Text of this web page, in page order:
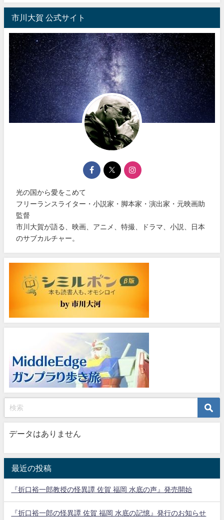
市川大賀 公式サイト
光の国から愛をこめて
フリーランスライター・小説家・脚本家・演出家・元映画助
監督
市川大賀が語る、映画、アニメ、特撮、ドラマ、小説、日本
のサブカルチャー。
データはありません
最近の投稿
『折口裕一郎教授の怪異譚 佐賀 福岡 水底の声』発売開始
『折口裕一郎の怪異譚 佐賀 福岡 水底の記憶』発行のお知らせ